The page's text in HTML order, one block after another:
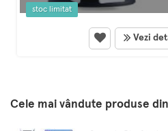
stoc limitat
Vezi
Cele mai vândute produse